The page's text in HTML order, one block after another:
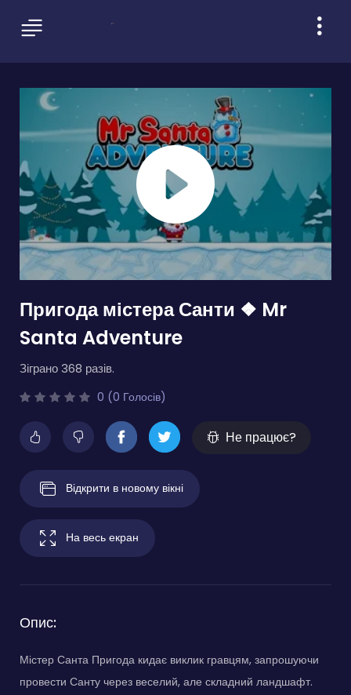
Пригода містера Санти ❖ Mr
Santa Adventure
Зіграно 368 разів.
0 (0 Голосів)
Не працює?
Відкрити в новому вікні
На весь екран
Опис:
Містер Санта Пригода кидає виклик гравцям, запрошуючи
провести Санту через веселий, але складний ландшафт.